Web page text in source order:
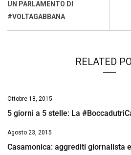
o
o
A
p
d
UN PARLAMENTO DI
#VOLTAGABBANA
RELATED
Ottobre 18, 2015
5 giorni a 5 stelle: La
Agosto 23, 2015
Casamonica: aggrediti giornalista